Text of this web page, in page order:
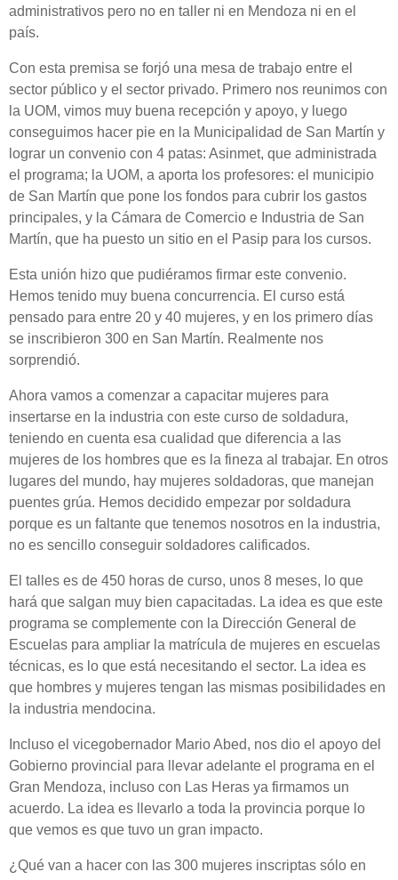
administrativos pero no en taller ni en Mendoza ni en el
país.
Con esta premisa se forjó una mesa de trabajo entre el
sector público y el sector privado. Primero nos reunimos con
la UOM, vimos muy buena recepción y apoyo, y luego
conseguimos hacer pie en la Municipalidad de San Martín y
lograr un convenio con 4 patas: Asinmet, que administrada
el programa; la UOM, a aporta los profesores: el municipio
de San Martín que pone los fondos para cubrir los gastos
principales, y la Cámara de Comercio e Industria de San
Martín, que ha puesto un sitio en el Pasip para los cursos.
Esta unión hizo que pudiéramos firmar este convenio.
Hemos tenido muy buena concurrencia. El curso está
pensado para entre 20 y 40 mujeres, y en los primero días
se inscribieron 300 en San Martín. Realmente nos
sorprendió.
Ahora vamos a comenzar a capacitar mujeres para
insertarse en la industria con este curso de soldadura,
teniendo en cuenta esa cualidad que diferencia a las
mujeres de los hombres que es la fineza al trabajar. En otros
lugares del mundo, hay mujeres soldadoras, que manejan
puentes grúa. Hemos decidido empezar por soldadura
porque es un faltante que tenemos nosotros en la industria,
no es sencillo conseguir soldadores calificados.
El talles es de 450 horas de curso, unos 8 meses, lo que
hará que salgan muy bien capacitadas. La idea es que este
programa se complemente con la Dirección General de
Escuelas para ampliar la matrícula de mujeres en escuelas
técnicas, es lo que está necesitando el sector. La idea es
que hombres y mujeres tengan las mismas posibilidades en
la industria mendocina.
Incluso el vicegobernador Mario Abed, nos dio el apoyo del
Gobierno provincial para llevar adelante el programa en el
Gran Mendoza, incluso con Las Heras ya firmamos un
acuerdo. La idea es llevarlo a toda la provincia porque lo
que vemos es que tuvo un gran impacto.
¿Qué van a hacer con las 300 mujeres inscriptas sólo en